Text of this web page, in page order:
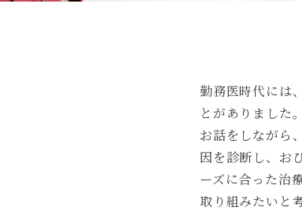
勤務医時代には
とがありました。
お話をしながら
因を診断し、お
ーズに合った治
取り組みたいと